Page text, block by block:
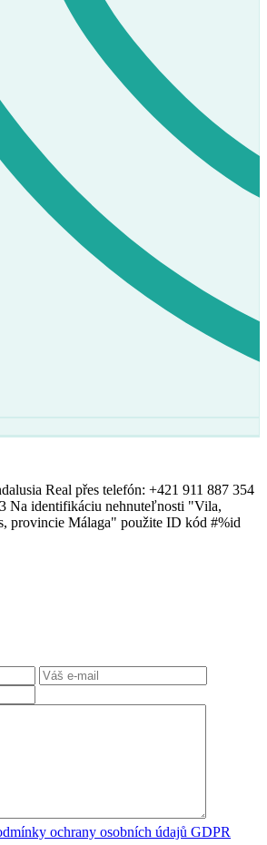
Real přes telefón: +421 911 887 354
Na identifikáciu nehnuteľnosti "Vila,
provincie Málaga" použite ID kód #%id
ochrany osobních údajů GDPR